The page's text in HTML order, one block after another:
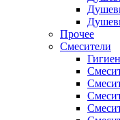
Прочее
Смесители